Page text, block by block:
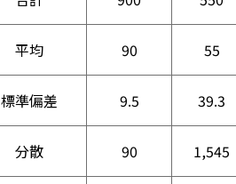
平均 90 55
標準偏差 9.5 39.3
分散 90 1,545